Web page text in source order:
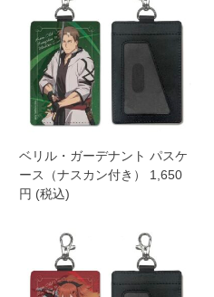
ベリル・ガーデナント パスケ
ース（ナスカン付き） 1,650
円 (税込)